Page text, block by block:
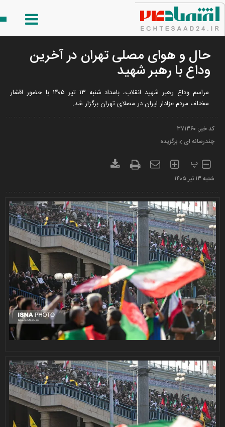
حال و هوای مصلی تهران در آخرین
وداع با رهبر شهید
مراسم وداع رهبر شهید انقلاب، بامداد شنبه ۱۳ تیر ۱۴۰۵ با حضور اقشار
مختلف مردم عزادار ایران در مصلای تهران برگزار شد.
کد خبر: ۳۷۱۳۶۰
چندرسانه ای
برگزیده
پ
شنبه ۱۳ تير ۱۴۰۵